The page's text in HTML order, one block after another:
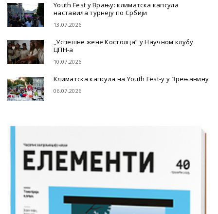
Youth Fest у Врању: климатска капсула
наставила турнеју по Србији
13.07.2026
„Успешне жене Костолца“ у Научном клубу
ЦПН-а
10.07.2026
Климатска капсула на Youth Fest-у у Зрењанину
06.07.2026